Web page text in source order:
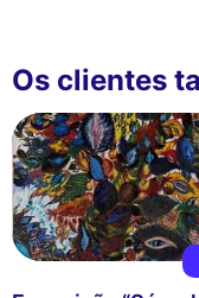
Os clientes